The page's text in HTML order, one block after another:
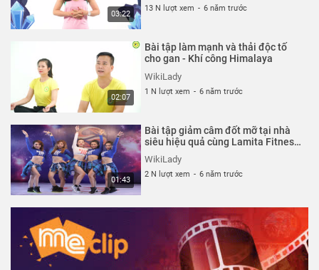
03:22
13 N lượt xem - 6 năm trước
02:07
Bài tập làm mạnh và thải độc tố
cho gan - Khí công Himalaya
WikiLady
1 N lượt xem - 6 năm trước
01:43
Bài tập giảm câm đốt mỡ tại nhà
siêu hiệu quả cùng Lamita Fitness
Dance for weight loss
WikiLady
2 N lượt xem - 6 năm trước